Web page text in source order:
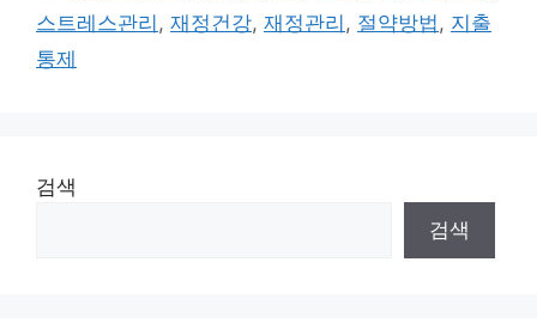
스트레스관리 , 재정건강, 재정관리 , 절약방법 , 지출
통제
검색
검색